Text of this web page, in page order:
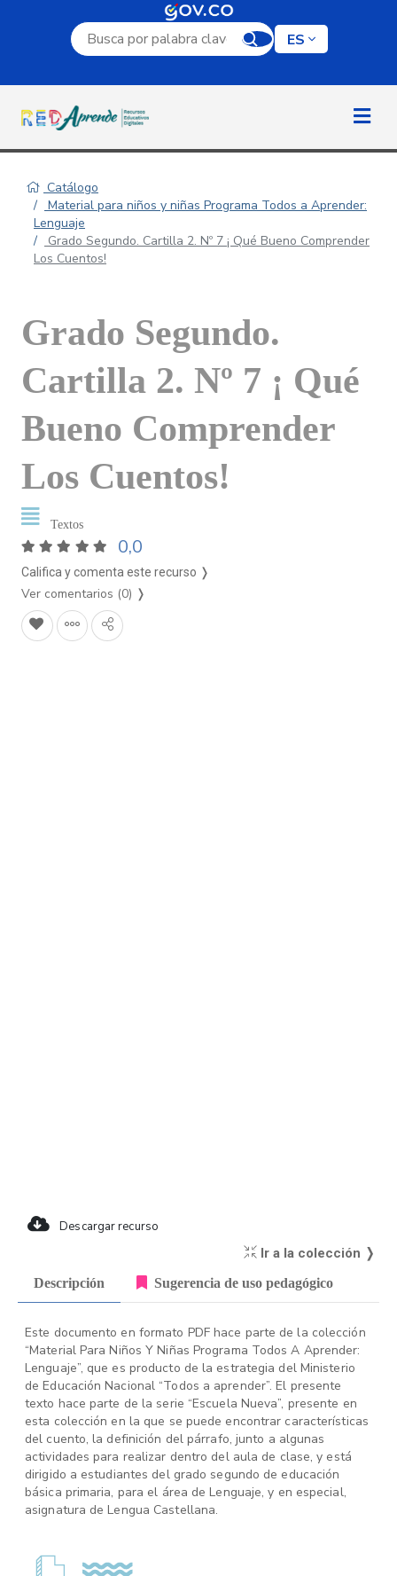
Campo de búsqueda por palabra clave
ES
Catálogo
Material para niños y niñas Programa Todos a Aprender:
Lenguaje
Grado Segundo. Cartilla 2. Nº 7 ¡ Qué Bueno Comprender
Los Cuentos!
Grado Segundo.
Cartilla 2. Nº 7 ¡ Qué
Bueno Comprender
Los Cuentos!
Textos
0,0
Califica y comenta este recurso ❭
Ver comentarios (0) ❭
Descargar recurso
Ir a la colección ❭
Descripción Sugerencia de uso pedagógico
Este documento en formato PDF hace parte de la colección
“Material Para Niños Y Niñas Programa Todos A Aprender:
Lenguaje”, que es producto de la estrategia del Ministerio
de Educación Nacional “Todos a aprender”. El presente
texto hace parte de la serie “Escuela Nueva”, presente en
esta colección en la que se puede encontrar características
del cuento, la definición del párrafo, junto a algunas
actividades para realizar dentro del aula de clase, y está
dirigido a estudiantes del grado segundo de educación
básica primaria, para el área de Lenguaje, y en especial,
asignatura de Lengua Castellana.